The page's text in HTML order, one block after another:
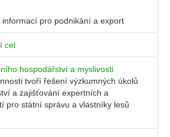
informací pro podnikání a export
cel
hospodářství a myslivosti
tvoří řešení výzkumných úkolů
a zajišťování expertních a
pro státní správu a vlastníky lesů